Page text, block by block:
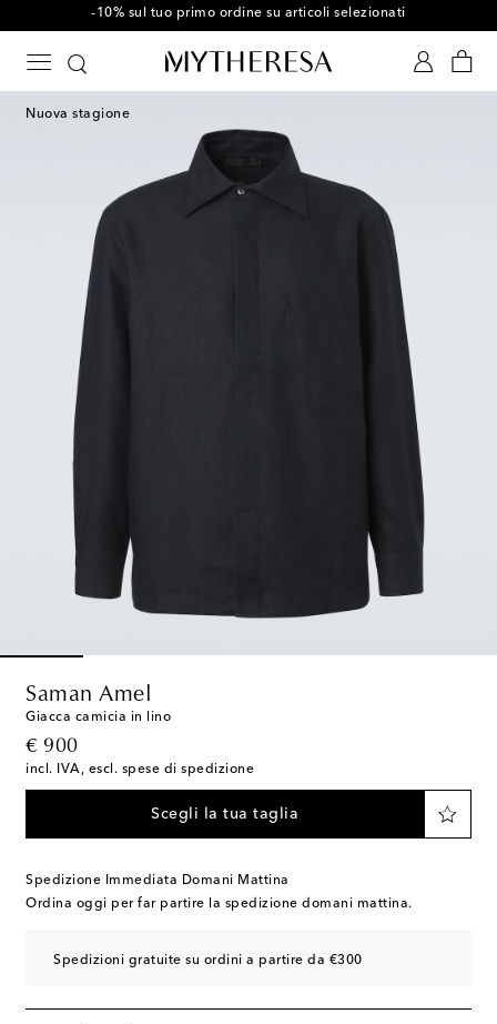
-10% sul tuo primo ordine su articoli selezionati
Nuova stagione
Saman Amel
Giacca camicia in lino
€ 900
original price
incl. IVA, escl. spese di spedizione
Scegli la tua taglia
Spedizione Immediata Domani Mattina
Ordina oggi per far partire la spedizione domani mattina.
Spedizioni gratuite su ordini a partire da €300